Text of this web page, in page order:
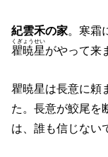
紀雲禾の家。寒霜
瞿暁星
くぎょうせい
がやって来
瞿暁星は長意に頼
た。長意が鮫尾を
は、誰も信じない